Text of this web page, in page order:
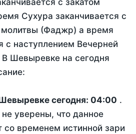
с закатом
Сухура заканчивается с
молитвы (Фаджр) а время
с наступлением Вечерней
Шевыревке на сегодня
сегодня: 04:00 .
уверены, что данное
со временем истинной зари